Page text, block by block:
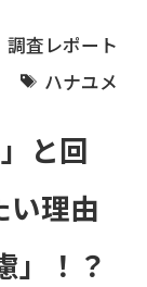
調査レポート
ハナユメ
と回
い理由
」！？